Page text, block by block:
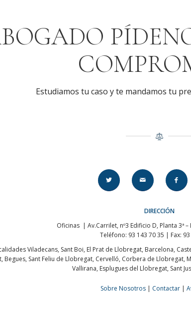
Estudiamos tu caso y te mandamos tu
DIRECCIÓN
Oficinas | Av.Carrilet, nº3 Edificio D, Planta 3ª
Teléfono: 93 143 70 35 | Fax:
Viladecans, Sant Boi, El Prat de Llobregat, Barcelona,
Sant Feliu de Llobregat, Cervelló, Corbera de Llobregat,
Vallirana, Esplugues del Llobregat, Sant
Sobre Nosotros | Contactar |